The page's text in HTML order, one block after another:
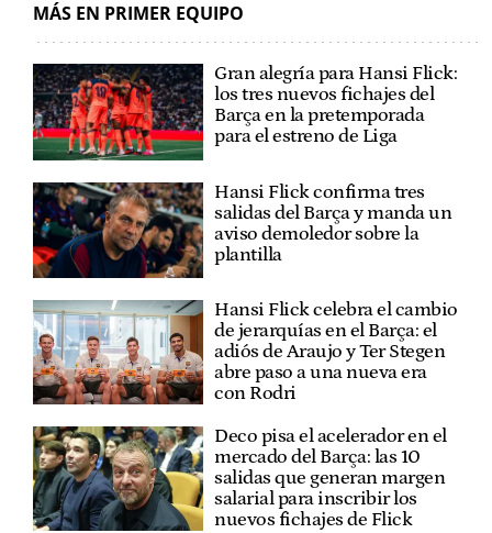
MÁS EN PRIMER EQUIPO
Gran alegría para Hansi Flick:
los tres nuevos fichajes del
Barça en la pretemporada
para el estreno de Liga
Hansi Flick confirma tres
salidas del Barça y manda un
aviso demoledor sobre la
plantilla
Hansi Flick celebra el cambio
de jerarquías en el Barça: el
adiós de Araujo y Ter Stegen
abre paso a una nueva era
con Rodri
Deco pisa el acelerador en el
mercado del Barça: las 10
salidas que generan margen
salarial para inscribir los
nuevos fichajes de Flick